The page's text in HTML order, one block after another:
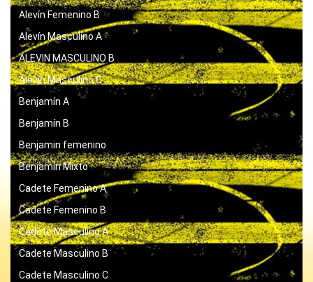
Alevín Femenino B
Alevín Masculino A
ALEVIN MASCULINO B
Alevín Masculino C
Benjamín A
Benjamín B
Benjamin femenino
Benjamín Mixto
Cadete Femenino A
Cadete Femenino B
Cadete Masculino A
Cadete Masculino B
Cadete Masculino C